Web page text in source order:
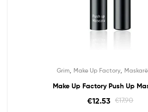
Grim, Make Up Factory, Maskarë,
Make Up Factory Push Up
€17.90
€12.53